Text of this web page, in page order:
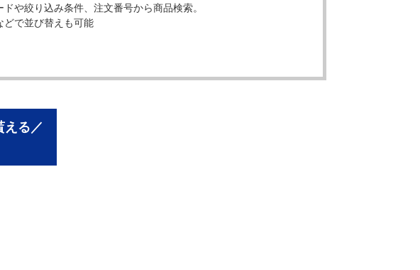
ドや絞り込み条件、注文番号から商品検索。
どで並び替えも可能
える／